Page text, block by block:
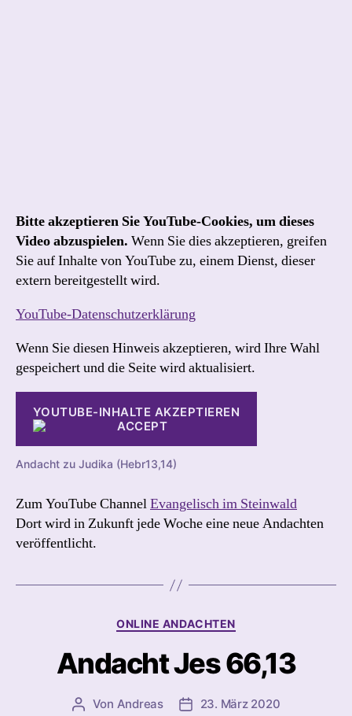
Bitte akzeptieren Sie YouTube-Cookies, um dieses
Video abzuspielen. Wenn Sie dies akzeptieren, greifen
Sie auf Inhalte von YouTube zu, einem Dienst, dieser
extern bereitgestellt wird.
YouTube-Datenschutzerklärung
Wenn Sie diesen Hinweis akzeptieren, wird Ihre Wahl
gespeichert und die Seite wird aktualisiert.
YOUTUBE-INHALTE AKZEPTIEREN
Andacht zu Judika (Hebr13,14)
Zum YouTube ChannelEvangelisch im Steinwald
Dort wird in Zukunft jede Woche eine neue Andachten
veröffentlicht.
Kategorien
ONLINE ANDACHTEN
Andacht Jes 66,13
Beitragsautor
Von Andreas Beitragsdatum
23. März 2020